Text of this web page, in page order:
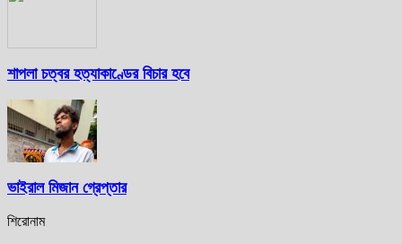
শাপলা চত্বর হত্যাকাণ্ডের বিচার হবে
ভাইরাল মিজান গ্রেপ্তার
শিরোনাম